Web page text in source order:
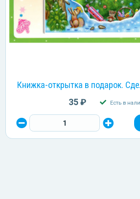
Книжка-открытка в подарок.
35 ₽ Есть в